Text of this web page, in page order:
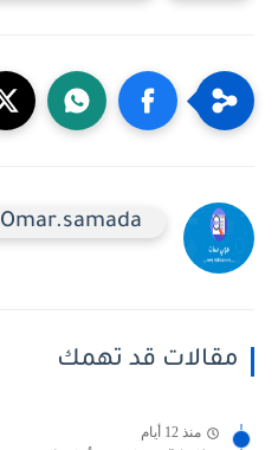
Omar.samada
مقالات قد تهمك
منذ 12 أيام